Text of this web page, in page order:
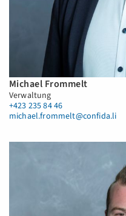
Michael Frommelt
Verwaltung
+423 235 84 46
michael.frommelt@confida.li